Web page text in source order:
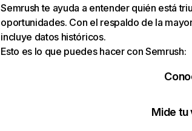
Semrush te ayuda a entender quién está
oportunidades. Con el respaldo de la
incluye datos históricos.
Esto es lo que puedes hacer con Semrush:
Mide tu